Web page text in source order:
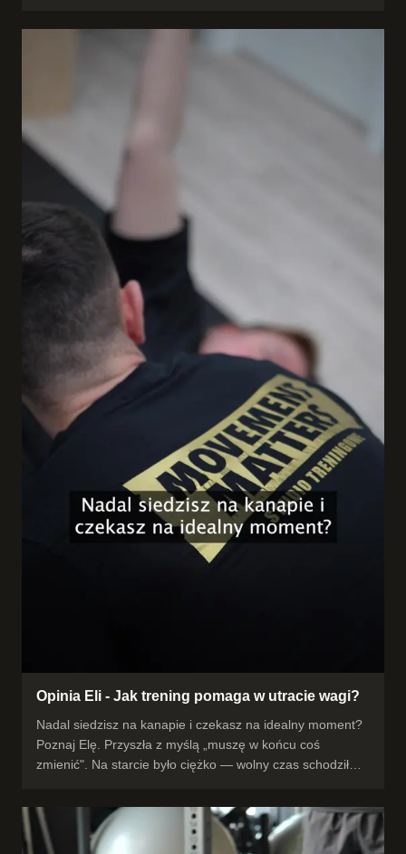
Opinia Eli - Jak trening pomaga w utracie wagi?
Nadal siedzisz na kanapie i czekasz na idealny moment?
Poznaj Elę. Przyszła z myślą „muszę w końcu coś
zmienić". Na starcie było ciężko — wolny czas schodził
nawyków = -13 kg. I to nie koniec: więcej energii, rosnąca
siła i pewność siebie z tygodnia na tydzień. „Polecam
każdemu, kto chce w końcu zmienić swoje życie." Nie